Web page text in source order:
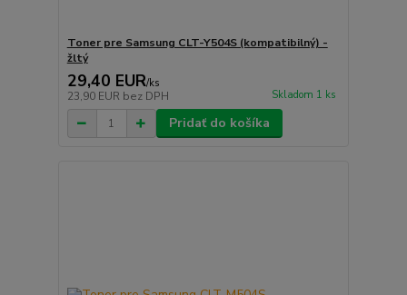
Toner pre Samsung CLT-Y504S (kompatibilný) -
žltý
29,40 EUR/ks
23,90 EUR bez DPH Skladom 1 ks
Pridať do košíka